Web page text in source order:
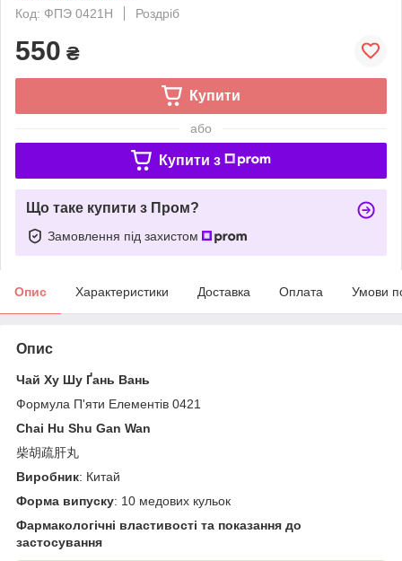
Код: ФПЭ 0421Н
Роздріб
550 ₴
Купити
або
Купити з
Що таке купити з Пром?
Замовлення під захистом
Опис Характеристики Доставка Оплата Умови
Опис
Чай Ху Шу Ґань Вань
Формула П'яти Елементів 0421
Chai Hu Shu Gan Wan
柴胡疏肝丸
Виробник: Китай
Форма випуску: 10 медових кульок
Фармакологічні властивості та показання до
застосування